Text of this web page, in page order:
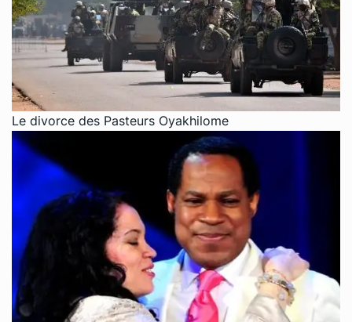
Le divorce des Pasteurs Oyakhilome